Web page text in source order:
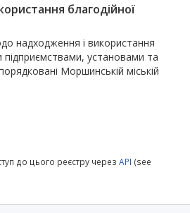
благодійної
надходження і використання
підприємствами, установами та
Моршинській міській
до цього реєстру через API (see